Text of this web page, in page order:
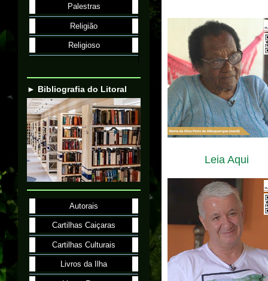
Leia Aqui
Palestras
Religião
Religioso
► Bibliografia do Litoral
Autorais
Cartilhas Caiçaras
Cartilhas Culturais
Livros da Ilha